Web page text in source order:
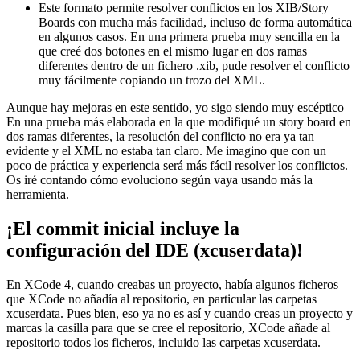
Este formato permite resolver conflictos en los XIB/Story
Boards con mucha más facilidad, incluso de forma automática
en algunos casos. En una primera prueba muy sencilla en la
que creé dos botones en el mismo lugar en dos ramas
diferentes dentro de un fichero .xib, pude resolver el conflicto
muy fácilmente copiando un trozo del XML.
Aunque hay mejoras en este sentido, yo sigo siendo muy escéptico
En una prueba más elaborada en la que modifiqué un story board en
dos ramas diferentes, la resolución del conflicto no era ya tan
evidente y el XML no estaba tan claro. Me imagino que con un
poco de práctica y experiencia será más fácil resolver los conflictos.
Os iré contando cómo evoluciono según vaya usando más la
herramienta.
¡El commit inicial incluye la
configuración del IDE (xcuserdata)!
En XCode 4, cuando creabas un proyecto, había algunos ficheros
que XCode no añadía al repositorio, en particular las carpetas
xcuserdata. Pues bien, eso ya no es así y cuando creas un proyecto y
marcas la casilla para que se cree el repositorio, XCode añade al
repositorio todos los ficheros, incluido las carpetas xcuserdata.